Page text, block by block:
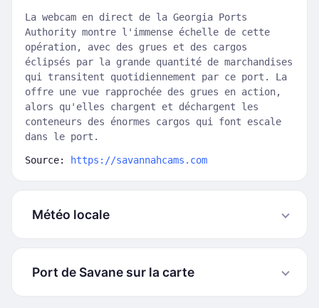
La webcam en direct de la Georgia Ports
Authority montre l'immense échelle de cette
opération, avec des grues et des cargos
éclipsés par la grande quantité de marchandises
qui transitent quotidiennement par ce port. La
offre une vue rapprochée des grues en action,
alors qu'elles chargent et déchargent les
conteneurs des énormes cargos qui font escale
dans le port.
Source: https://savannahcams.com
Météo locale
Port de Savane sur la carte